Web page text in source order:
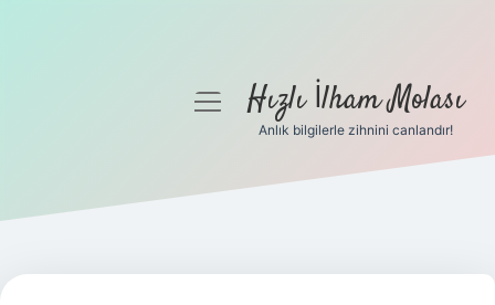
Gizlilik Politikası
Yasal Uyarı
menüyüHızlı İlham Molası
Anlık bilgilerle zihnini canlandır!